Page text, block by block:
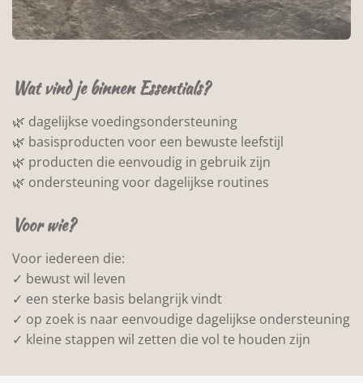
Wat vind je binnen Essentials?
🌿 dagelijkse voedingsondersteuning
🌿 basisproducten voor een bewuste leefstijl
🌿 producten die eenvoudig in gebruik zijn
🌿 ondersteuning voor dagelijkse routines
Voor wie?
Voor iedereen die:
✓ bewust wil leven
✓ een sterke basis belangrijk vindt
✓ op zoek is naar eenvoudige dagelijkse ondersteuning
✓ kleine stappen wil zetten die vol te houden zijn